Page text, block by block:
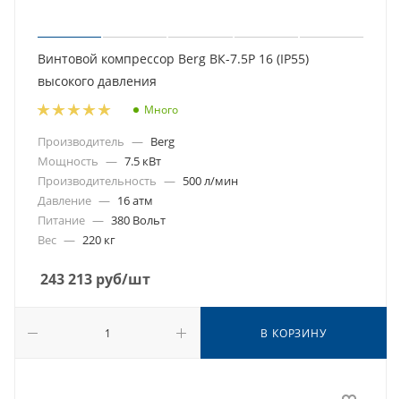
Винтовой компрессор Berg ВК-7.5Р 16 (IP55)
высокого давления
Много
Производитель — Berg
Мощность — 7.5 кВт
Производительность — 500 л/мин
Давление — 16 атм
Питание — 380 Вольт
Вес — 220 кг
243 213 руб/шт
В КОРЗИНУ